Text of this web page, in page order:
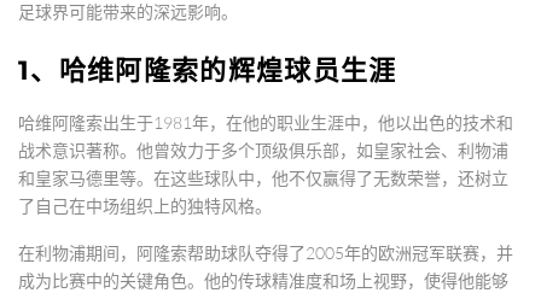
足球界可能带来的深远影响。
1、哈维阿隆索的辉煌球员生涯
哈维阿隆索出生于1981年，在他的职业生涯中，他以出色的技术和
战术意识著称。他曾效力于多个顶级俱乐部，如皇家社会、利物浦
和皇家马德里等。在这些球队中，他不仅赢得了无数荣誉，还树立
了自己在中场组织上的独特风格。
在利物浦期间，阿隆索帮助球队夺得了2005年的欧洲冠军联赛，并
成为比赛中的关键角色。他的传球精准度和场上视野，使得他能够